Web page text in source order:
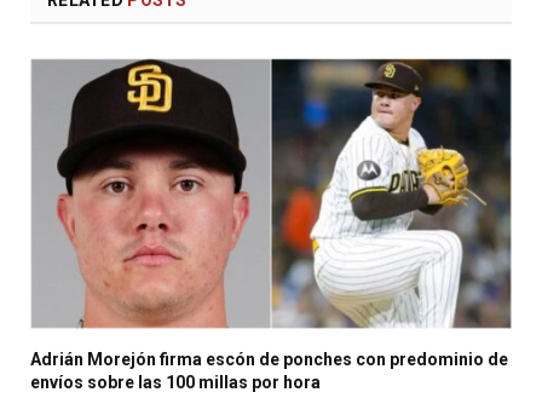
Adrián Morejón firma escón de ponches con predominio de
envíos sobre las 100 millas por hora